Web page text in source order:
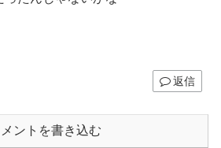
返信
ントを書き込む